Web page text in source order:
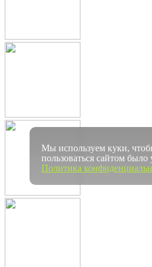
Мы используем куки,
пользоваться сайтом было
Политика